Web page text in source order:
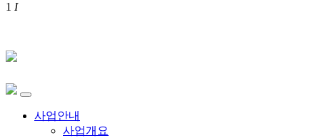
1 I
사업안내
사업개요